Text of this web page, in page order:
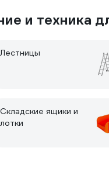
и техника
Лестницы
Складские ящики и
лотки